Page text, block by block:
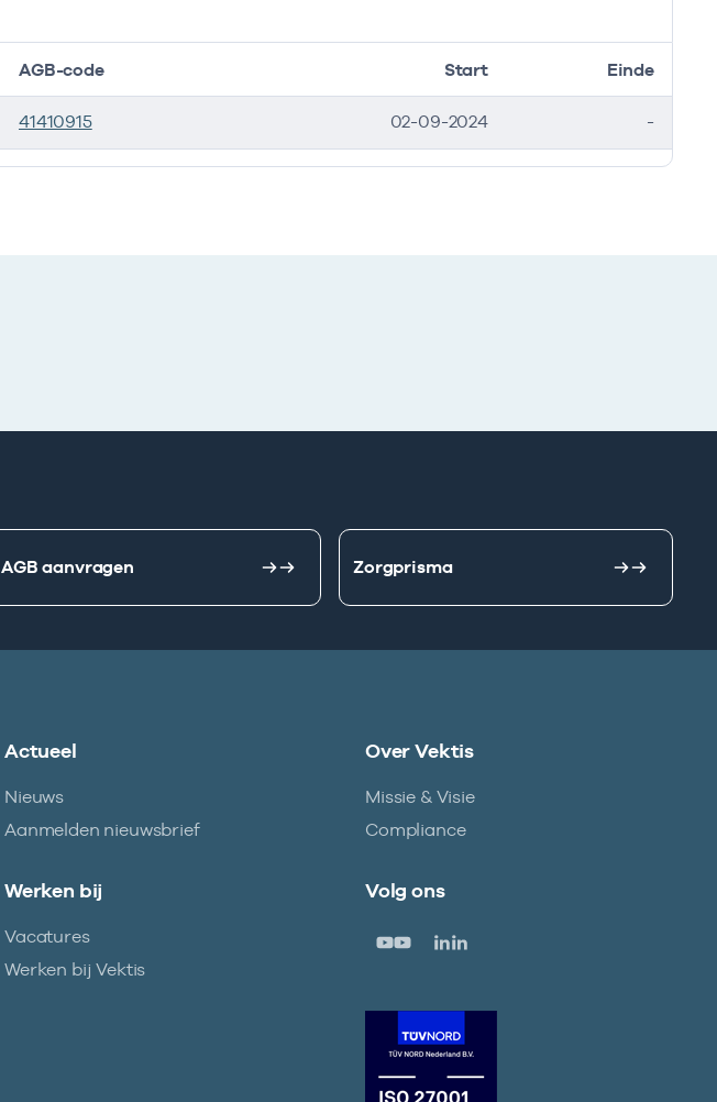
AGB-code Start Einde
41410915 02-09-2024 -
AGB aanvragen Zorgprisma
Actueel
Nieuws
Aanmelden nieuwsbrief
Over Vektis
Missie & Visie
Compliance
Werken bij
Vacatures
Werken bij Vektis
Volg ons